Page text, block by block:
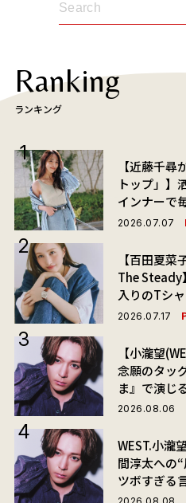
Ranking
ランキング
【近藤千
トップ」】
インナーで
2026.07.07
【百田夏
The Steady
入りのTシ
2026.07.17
【小瀧望
念願のタッ
ま』で演じ
2026.08.06
WEST.小瀧
間淳太への
ツボすぎる